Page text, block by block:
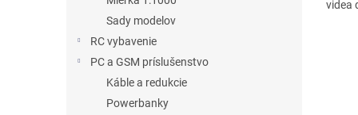
Sady modelov
RC vybavenie
PC a GSM príslušenstvo
Káble a redukcie
Powerbanky
videa